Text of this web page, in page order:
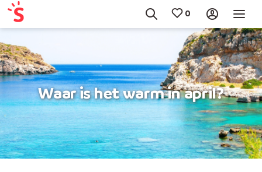
Waar is het warm in april?